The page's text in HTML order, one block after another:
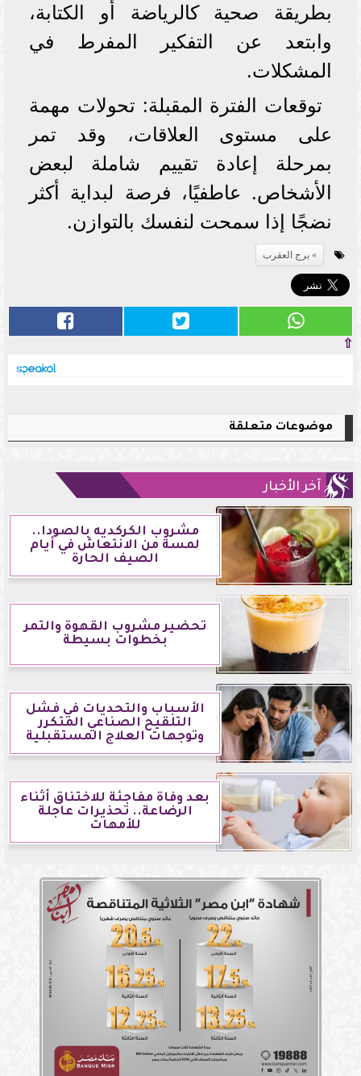
بطريقة صحية كالرياضة أو الكتابة،
وابتعد عن التفكير المفرط في
المشكلات.
توقعات الفترة المقبلة: تحولات مهمة
على مستوى العلاقات، وقد تمر
بمرحلة إعادة تقييم شاملة لبعض
الأشخاص. عاطفيًا، فرصة لبداية أكثر
نضجًا إذا سمحت لنفسك بالتوازن.
برج العقرب
⇧
موضوعات متعلقة
آخر الأخبار
مشروب الكركديه بالصودا..
لمسة من الانتعاش في أيام
الصيف الحارة
تحضير مشروب القهوة والتمر
بخطوات بسيطة
الأسباب والتحديات في فشل
التلقيح الصناعي المتكرر
وتوجهات العلاج المستقبلية
بعد وفاة مفاجئة للاختناق أثناء
الرضاعة.. تحذيرات عاجلة
للأمهات